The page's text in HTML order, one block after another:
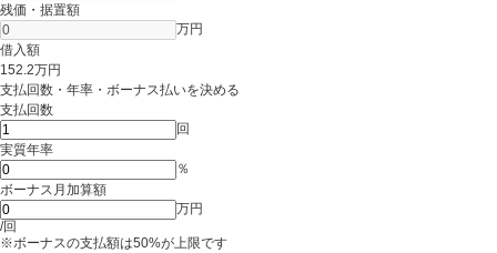
残価・据置額
万円
借入額
152.2万円
支払回数・年率・ボーナス払いを決める
支払回数
回
実質年率
％
ボーナス月加算額
万円
/回
※ボーナスの支払額は50%が上限です